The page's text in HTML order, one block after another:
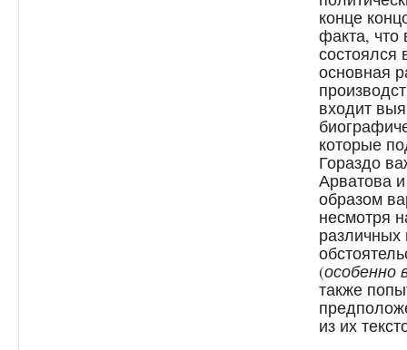
конце
факта, что
состоялся
основная
входит
которые
Гораздо
Арватова
образом
несмотря
различных
(особенно
также
из их